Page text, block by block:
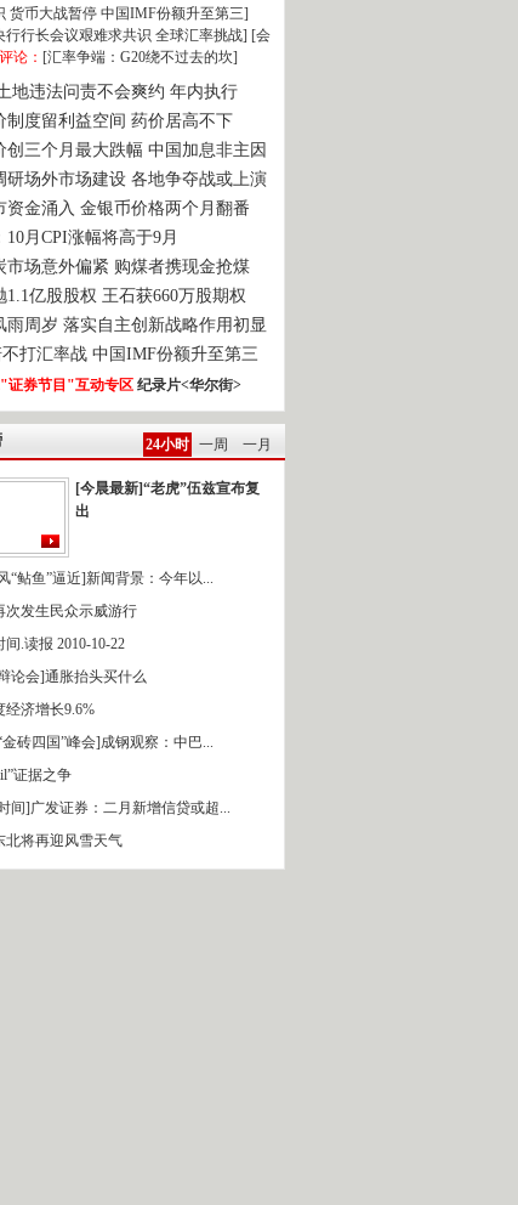
货币大战暂停 中国IMF份额升至第三]
行行长会议艰难求共识 全球汇率挑战] [会
评论： [汇率争端：G20绕不过去的坎]
地违法问责不会爽约 年内执行
制度留利益空间 药价居高不下
创三个月最大跌幅 中国加息非主因
研场外市场建设 各地争夺战或上演
资金涌入 金银币价格两个月翻番
10月CPI涨幅将高于9月
市场意外偏紧 购煤者携现金抢煤
1.1亿股股权 王石获660万股期权
雨周岁 落实自主创新战略作用初显
不打汇率战 中国IMF份额升至第三
证券节目"互动专区 纪录片<华尔街>
24小时 一周 一月
[今晨最新]“老虎”伍兹宣布复
出
“鲇鱼”逼近]新闻背景：今年以...
次发生民众示威游行
间.读报 2010-10-22
论会]通胀抬头买什么
经济增长9.6%
砖四国”峰会]成钢观察：中巴...
证据之争
间]广发证券：二月新增信贷或超...
北将再迎风雪天气